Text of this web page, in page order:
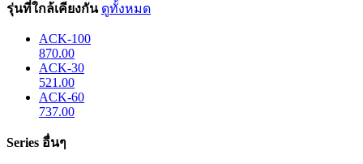
รุ่นที่ใกล้เคียงกัน ดูทั้งหมด
ACK-100
870.00
ACK-30
521.00
ACK-60
737.00
Series อื่นๆ